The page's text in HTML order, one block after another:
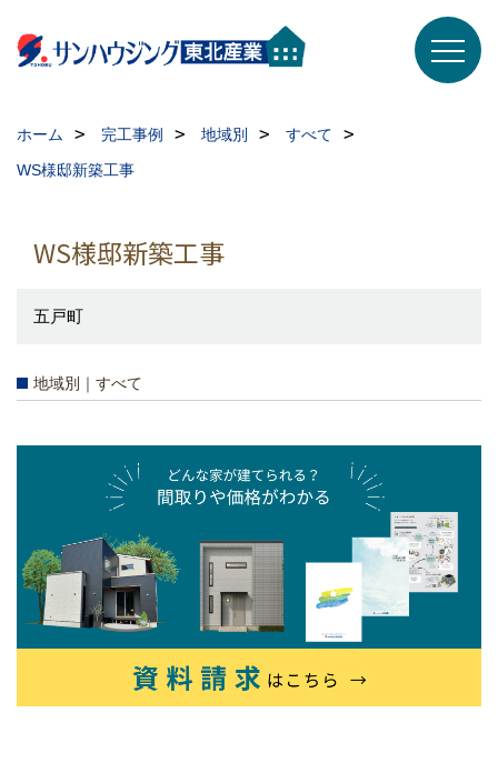
ホーム 完工事例 地域別
すべて
WS様邸新築工事
WS様邸新築工事
五戸町
地域別｜すべて